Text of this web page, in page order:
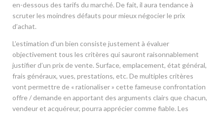
en-dessous des tarifs du marché. De fait, il aura tendance à
scruter les moindres défauts pour mieux négocier le prix
d’achat.
L’estimation d’un bien consiste justement à évaluer
objectivement tous les critères qui sauront raisonnablement
justifier d’un prix de vente. Surface, emplacement, état général,
frais généraux, vues, prestations, etc. De multiples critères
vont permettre de « rationaliser » cette fameuse confrontation
offre / demande en apportant des arguments clairs que chacun,
vendeur et acquéreur, pourra apprécier comme fiable. Les